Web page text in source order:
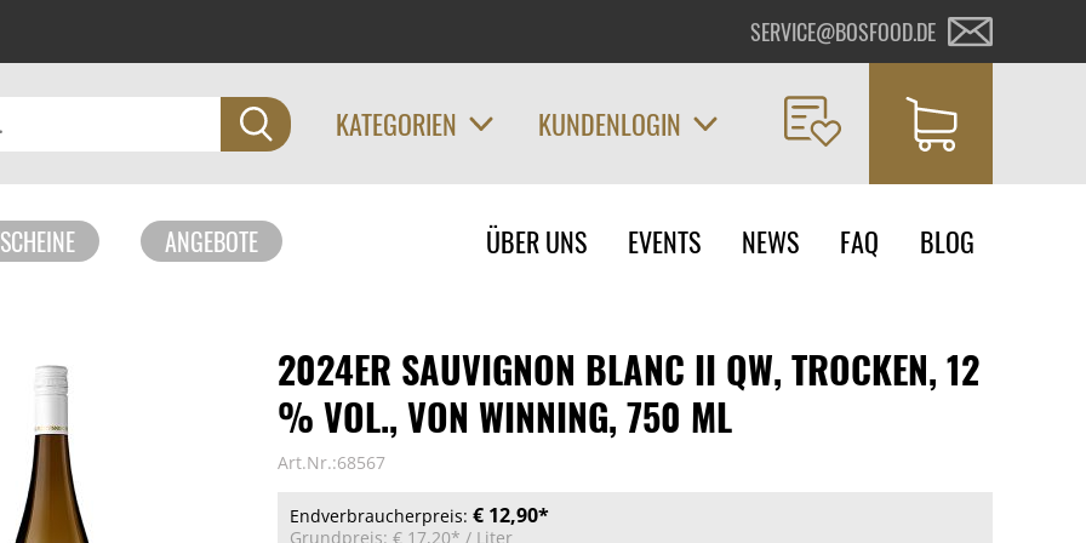
SERVICE@BOSFOOD.DE
KATEGORIEN KUNDENLOGIN
ANGEBOTE
Navigation
überspringen
ÜBER UNS EVENTS NEWS FAQ BLOG
2024ER SAUVIGNON BLANC II QW, TROCKEN, 12
% VOL., VON WINNING, 750 ML
Art.Nr.:68567
Endverbraucherpreis: € 12,90*
Grundpreis: € 17,20* / Liter